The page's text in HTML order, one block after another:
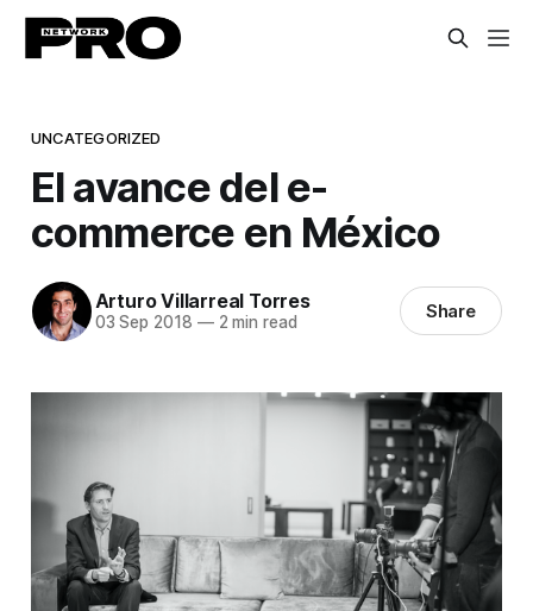
UNCATEGORIZED
El avance del e-
commerce en México
Arturo Villarreal Torres
03 Sep 2018 —2 min read Share